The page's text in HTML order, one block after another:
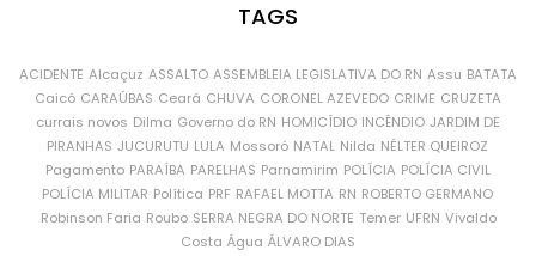
TAGS
ACIDENTE Alcaçuz ASSALTO ASSEMBLEIA LEGISLATIVA DO RN Assu BATATA
Caicó CARAÚBAS Ceará CHUVA CORONEL AZEVEDO CRIME CRUZETA
currais novos Dilma Governo do RN HOMICÍDIO INCÊNDIO JARDIM DE
PIRANHAS JUCURUTU LULA Mossoró NATAL Nilda NÉLTER QUEIROZ
Pagamento PARAÍBA PARELHAS Parnamirim POLÍCIA POLÍCIA CIVIL
POLÍCIA MILITAR Política PRF RAFAEL MOTTA RN ROBERTO GERMANO
Robinson Faria Roubo SERRA NEGRA DO NORTE Temer UFRN Vivaldo
Costa Água ÁLVARO DIAS